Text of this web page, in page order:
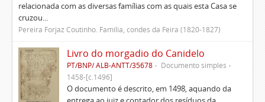
relacionada com as diversas famílias com as quais esta Casa se
cruzou...
Pereira Forjaz Coutinho. Família, condes da Feira (1820-1827)
Livro do morgadio do Canidelo
PT/BNP/ ALB-ANTT/35678
Documento simples
1458-[c.1496]
O documento é descrito, em 1498, aquando da